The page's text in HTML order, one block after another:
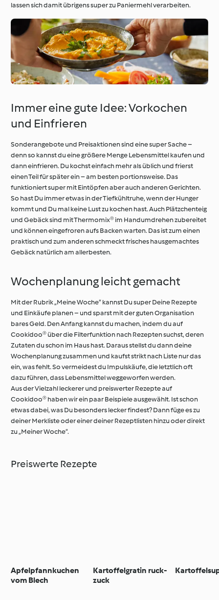
lassen sich damit übrigens super zu Paniermehl verarbeiten.
Immer eine gute Idee: Vorkochen
und Einfrieren
Sonderangebote und Preisaktionen sind eine super Sache –
denn so kannst du eine größere Menge Lebensmittel kaufen und
dann einfrieren. Du kochst einfach mehr als üblich und frierst
einen Teil für später ein – am besten portionsweise. Das
funktioniert super mit Eintöpfen aber auch anderen Gerichten.
So hast Du immer etwas in der Tiefkühltruhe, wenn der Hunger
kommt und Du mal keine Lust zu kochen hast. Auch Plätzchenteig
und Gebäck sind mit Thermomix® im Handumdrehen zubereitet
und können eingefroren aufs Backen warten. Das ist zum einen
praktisch und zum anderen schmeckt frisches hausgemachtes
Gebäck natürlich am allerbesten.
Wochenplanung leicht gemacht
Mit der Rubrik „Meine Woche“ kannst Du super Deine Rezepte
und Einkäufe planen – und sparst mit der guten Organisation
bares Geld. Den Anfang kannst du machen, indem du auf
Cookidoo® über die Filterfunktion nach Rezepten suchst, deren
Zutaten du schon im Haus hast. Daraus stellst du dann deine
Wochenplanung zusammen und kaufst strikt nach Liste nur das
ein, was fehlt. So vermeidest du Impulskäufe, die letztlich oft
dazu führen, dass Lebensmittel weggeworfen werden.
Aus der Vielzahl leckerer und preiswerter Rezepte auf
Cookidoo® haben wir ein paar Beispiele ausgewählt. Ist schon
etwas dabei, was Du besonders lecker findest? Dann füge es zu
deiner Merkliste oder einer deiner Rezeptlisten hinzu oder direkt
zu „Meiner Woche“.
Preiswerte Rezepte
Apfelpfannkuchen
vom Blech
Kartoffelgratin ruck-
zuck